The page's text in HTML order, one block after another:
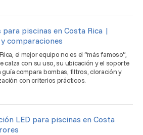
para piscinas en Costa Rica |
comparaciones
el mejor equipo no es el “más famoso”,
calza con su uso, su ubicación y el soporte
guía compara bombas, filtros, cloración y
con criterios prácticos.
LED para piscinas en Costa